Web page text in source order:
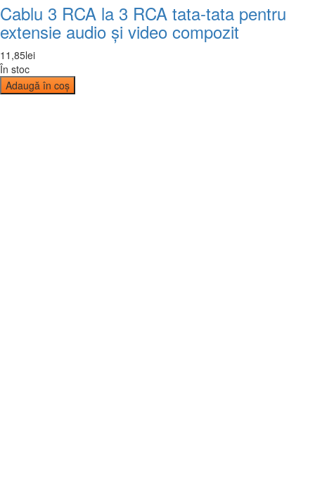
Cablu 3 RCA la 3 RCA tata-tata pentru
extensie audio și video compozit
11 ,85lei
În stoc
Adaugă în coș